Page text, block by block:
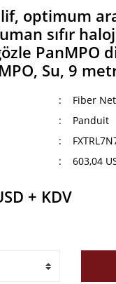
optimum
sıfır
PanMPO
Su, 9
Fiber
Panduit
603,04
+ KDV